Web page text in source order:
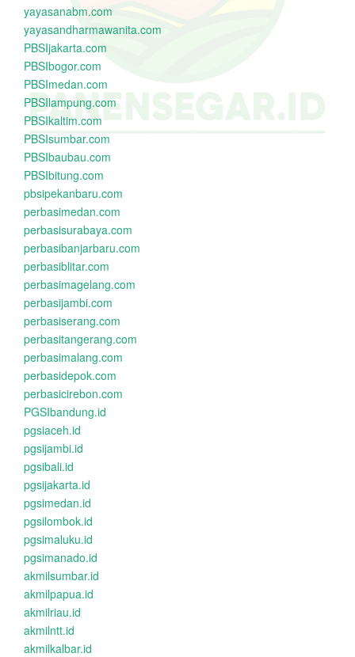
yayasanabm.com
yayasandharmawanita.com
PBSIjakarta.com
PBSIbogor.com
PBSImedan.com
PBSIlampung.com
PBSIkaltim.com
PBSIsumbar.com
PBSIbaubau.com
PBSIbitung.com
pbsipekanbaru.com
perbasimedan.com
perbasisurabaya.com
perbasibanjarbaru.com
perbasiblitar.com
perbasimagelang.com
perbasijambi.com
perbasiserang.com
perbasitangerang.com
perbasimalang.com
perbasidepok.com
perbasicirebon.com
PGSIbandung.id
pgsiaceh.id
pgsijambi.id
pgsibali.id
pgsijakarta.id
pgsimedan.id
pgsilombok.id
pgsimaluku.id
pgsimanado.id
akmilsumbar.id
akmilpapua.id
akmilriau.id
akmilntt.id
akmilkalbar.id